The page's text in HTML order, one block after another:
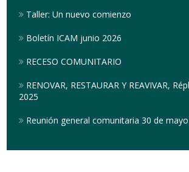
Taller: Un nuevo comienzo
Boletín ICAM junio 2026
RECESO COMUNITARIO
RENOVAR, RESTAURAR Y REAVIVAR,
2025
Reunión general comunitaria 30 de